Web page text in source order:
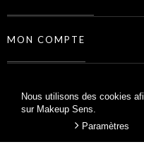
Nous utilisons des cookies
sur Makeup Sens.
Paramètres
MON COMPTE